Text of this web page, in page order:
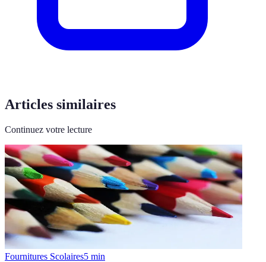
Articles similaires
Continuez votre lecture
Fournitures Scolaires5 min